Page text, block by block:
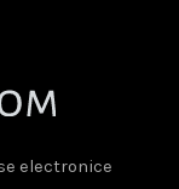
electronice